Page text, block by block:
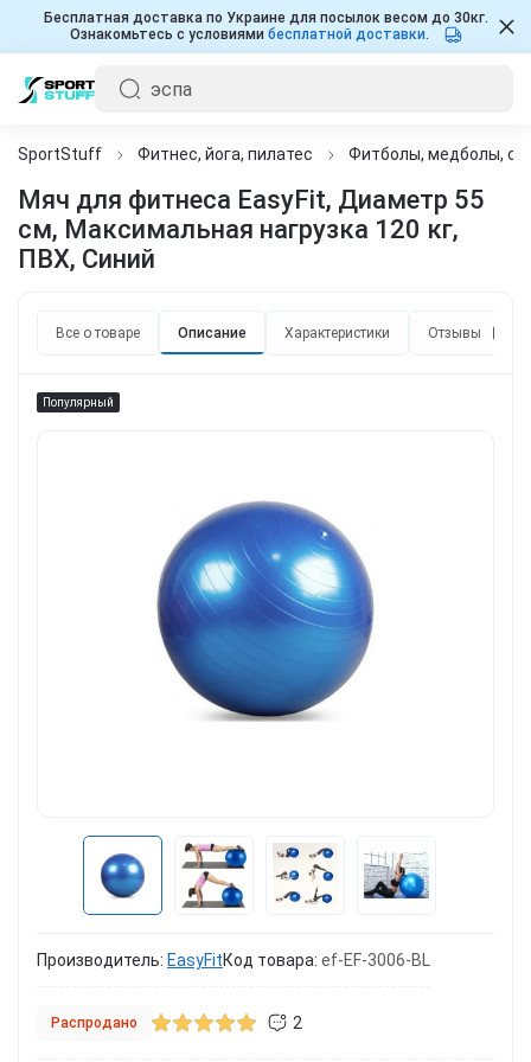
Бесплатная доставка по Украине для посылок весом до 30кг.
Ознакомьтесь с условиями бесплатной доставки.
SportStuff Фитнес, йога, пилатес Фитболы, медболы,
Мяч для фитнеса EasyFit, Диаметр 55
см, Максимальная нагрузка 120 кг,
ПВХ, Синий
Все о товаре Описание Характеристики Отзывы
Популярный
Производитель: EasyFitКод товара: ef-EF-3006-BL
Распродано 2